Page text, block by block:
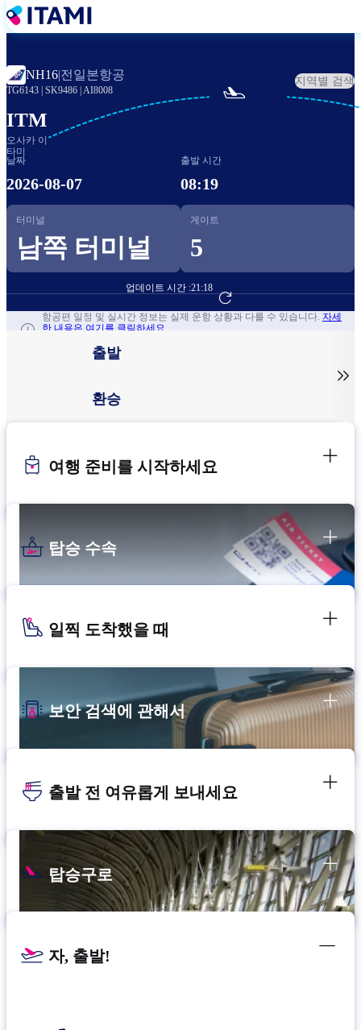
주
요
텐
츠
건
뛰
기
NH16|전일본항공
TG6143 SK9486 AI8008
지역별 검색
ITM
오사카 이
타미

날짜
2026-08-07
출발 시간
08:19
터미널
남쪽 터미널
게이트
5
업데이트 시간 :21:18
항공편 예약하기
항공편 일정 및 실시간 정보는 실제 운항 상황과 다를 수 있습니다. 자세
한 내용은 여기를 클릭하세요.
출발
환승

여행 준비를 시작하세요
탑승 수속
일찍 도착했을 때
보안 검색에 관해서
출발 전 여유롭게 보내세요
탑승구로
자, 출발!